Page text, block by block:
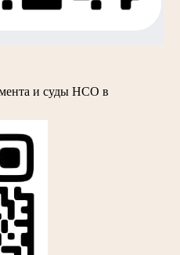
и суды НСО в